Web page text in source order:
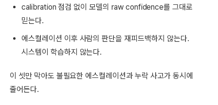
calibration 점검 없이 모델의 raw confidence를 그대로
믿는다.
에스컬레이션 이후 사람의 판단을 재피드백하지 않는다.
시스템이 학습하지 않는다.
이 셋만 막아도 불필요한 에스컬레이션과 누락 사고가 동시에
줄어든다.